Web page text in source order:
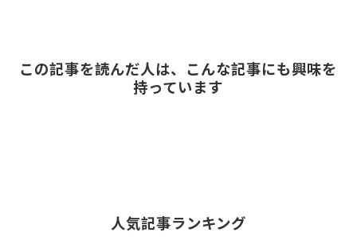
この記事を読んだ人は、こんな記事にも興味を
持っています
人気記事ランキング